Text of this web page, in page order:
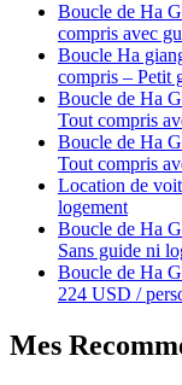
Boucle de Ha
compris avec
Boucle Ha
compris – Petit
Boucle de Ha
Tout compris
Boucle de Ha
Tout compris
Location de
logement
Boucle de Ha
Sans guide ni
Boucle de Ha
224 USD /
Mes